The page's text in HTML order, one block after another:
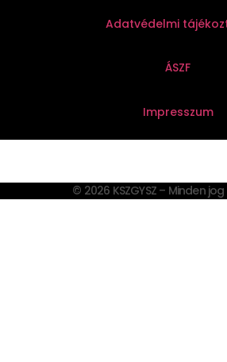
Adatvédelmi
ÁSZF
Impresszum
© 2026 KSZGYSZ – Minden